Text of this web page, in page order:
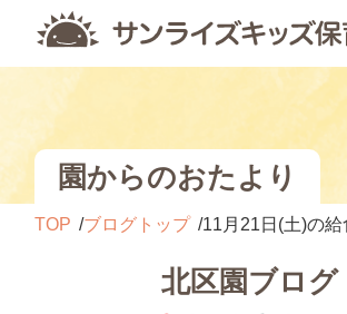
園からのおたより
TOP ブログトップ 11月21日(土)の
北区園ブログ